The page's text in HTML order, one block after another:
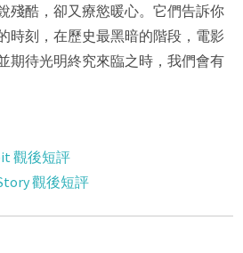
殘酷，卻又療慾暖心。它們告訴你
時刻，在歷史最黑暗的階段，電影
期待光明終究來臨之時，我們會有
觀後短評
觀後短評